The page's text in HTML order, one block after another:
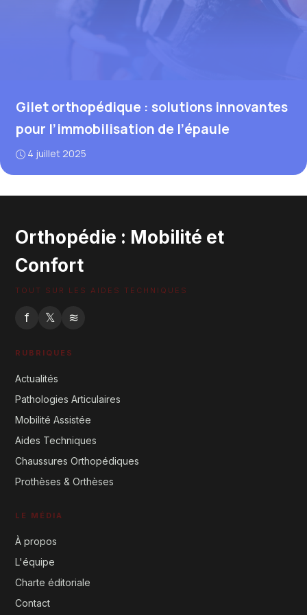
Gilet orthopédique : solutions innovantes
pour l’immobilisation de l’épaule
4 juillet 2025
Orthopédie : Mobilité et
Confort
TOUT SUR LES AIDES TECHNIQUES
f 𝕏 ≋
RUBRIQUES
Actualités
Pathologies Articulaires
Mobilité Assistée
Aides Techniques
Chaussures Orthopédiques
Prothèses & Orthèses
LE MÉDIA
À propos
L'équipe
Charte éditoriale
Contact